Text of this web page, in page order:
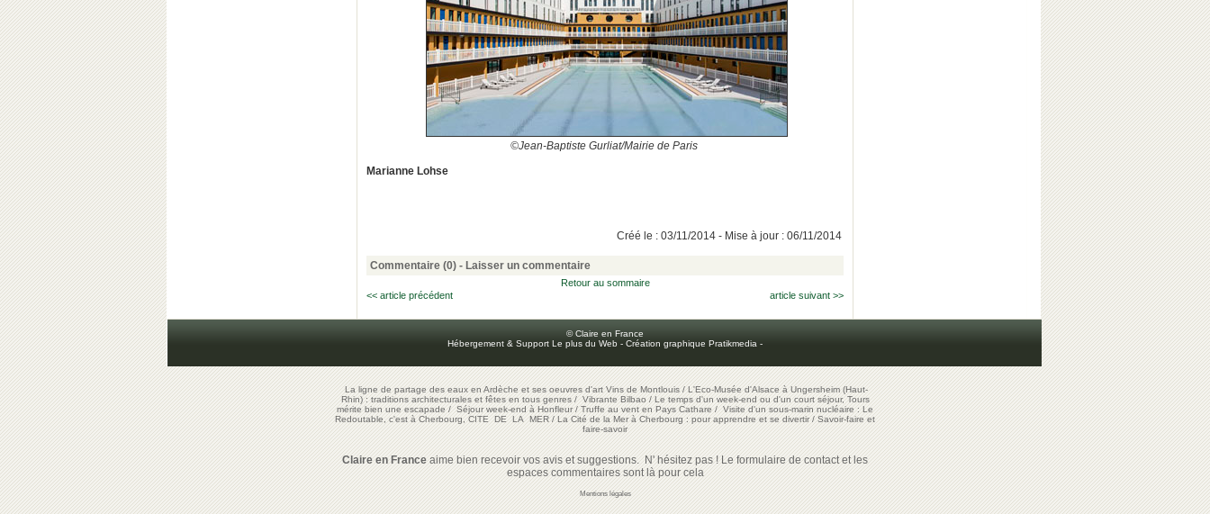
©Jean-Baptiste Gurliat/Mairie de Paris
Marianne Lohse
Créé le : 03/11/2014 - Mise à jour : 06/11/2014
Commentaire (0) - Laisser un commentaire
Retour au sommaire
article suivant >>
<< article précédent
© Claire en France
Hébergement & Support Le plus du Web - Création graphique Pratikmedia -
La ligne de partage des eaux en Ardèche et ses oeuvres d'art Vins de Montlouis/L'Eco-Musée d'Alsace à Ungersheim (Haut-
Rhin) : traditions architecturales et fêtes en tous genres/Vibrante Bilbao/Le temps d'un week-end ou d'un court séjour, Tours
mérite bien une escapade/Séjour week-end à Honfleur/Truffe au vent en Pays Cathare/Visite d'un sous-marin nucléaire : Le
Redoutable, c'est à Cherbourg, CITE DE LA MER/La Cité de la Mer à Cherbourg : pour apprendre et se divertir/Savoir-faire et
faire-savoir
Claire en Franceaime bien recevoir vos avis et suggestions. N' hésitez pas ! Le formulaire de contact et les
espaces commentaires sont là pour cela
Mentions légales